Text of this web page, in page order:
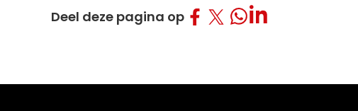
Deel deze pagina opDeel op Facebook
Deel op Twitter
Deel op Whatsapp
Deel op LinkedIn